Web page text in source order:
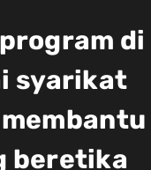
di
syarikat
beretika